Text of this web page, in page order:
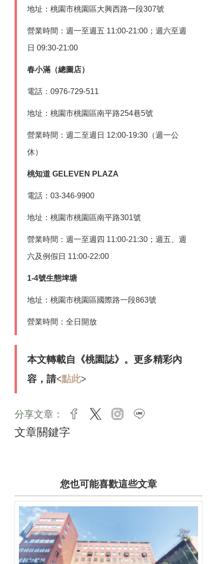
地址：桃園市桃園區大興西路一段307號
營業時間：週一至週五 11:00-21:00；週六至週
日 09:30-21:00
春小滿（總圖店）
電話：0976-729-511
地址：桃園市桃園區南平路254巷5號
營業時間：週二至週日 12:00-19:30（週一公
休）
桃知道 GELEVEN PLAZA
電話：03-346-9900
地址：桃園市桃園區南平路301號
營業時間：週一至週四 11:00-21:30；週五、週
六及例假日 11:00-22:00
1-4號生態埤塘
地址：桃園市桃園區國際路一段863號
營業時間：全日開放
本文轉載自《桃園誌》。更多精彩內
容，請<點此>
分享文章： facebook
twitter instagram
文章關鍵字
您也可能喜歡這些文章